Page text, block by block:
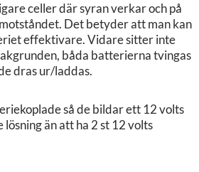
celler där syran verkar och på
Det betyder att man kan
effektivare. Vidare sitter inte
båda batterierna tvingas
dras ur/laddas.
så de bildar ett 12 volts
än att ha 2 st 12 volts